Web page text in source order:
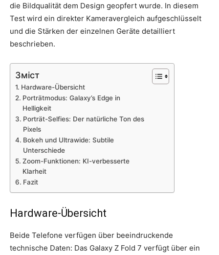
die Bildqualität dem Design geopfert wurde. In diesem
Test wird ein direkter Kameravergleich aufgeschlüsselt
und die Stärken der einzelnen Geräte detailliert
beschrieben.
Зміст
Hardware-Übersicht
Porträtmodus: Galaxy’s Edge in
Helligkeit
Porträt-Selfies: Der natürliche Ton des
Pixels
Bokeh und Ultrawide: Subtile
Unterschiede
Zoom-Funktionen: KI-verbesserte
Klarheit
Fazit
Hardware-Übersicht
Beide Telefone verfügen über beeindruckende
technische Daten: Das Galaxy Z Fold 7 verfügt über ein